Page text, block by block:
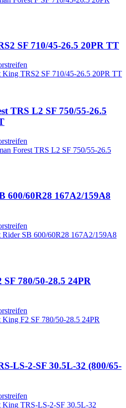
SF 710/45-26.5 20PR TT
TRS L2 SF 750/55-26.5
600/60R28 167A2/159A8
780/50-28.5 24PR
LS-2-SF 30.5L-32 (800/65-